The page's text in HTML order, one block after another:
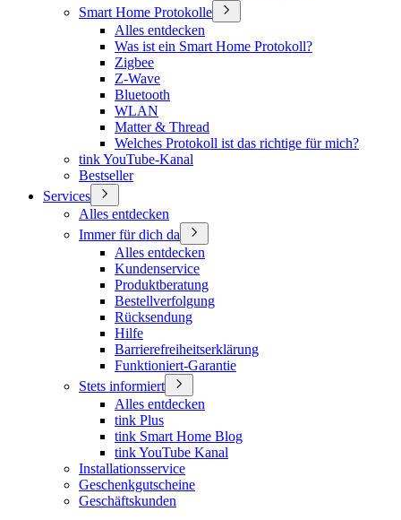
Smart Home Protokolle
Alles entdecken
Was ist ein Smart Home Protokoll?
Zigbee
Z-Wave
Bluetooth
WLAN
Matter & Thread
Welches Protokoll ist das richtige für mich?
tink YouTube-Kanal
Bestseller
Services
Alles entdecken
Immer für dich da
Alles entdecken
Kundenservice
Produktberatung
Bestellverfolgung
Rücksendung
Hilfe
Barrierefreiheitserklärung
Funktioniert-Garantie
Stets informiert
Alles entdecken
tink Plus
tink Smart Home Blog
tink YouTube Kanal
Installationsservice
Geschenkgutscheine
Geschäftskunden